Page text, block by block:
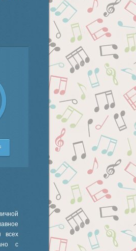
всех
с